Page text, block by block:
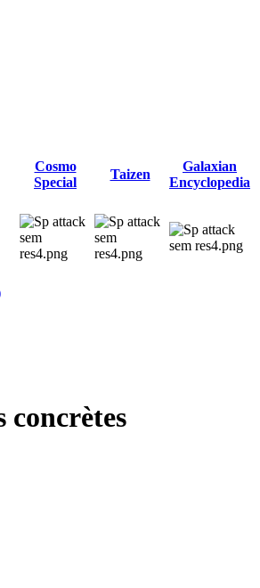
Cosmo
Special
Taizen
Galaxian
Encyclopedia